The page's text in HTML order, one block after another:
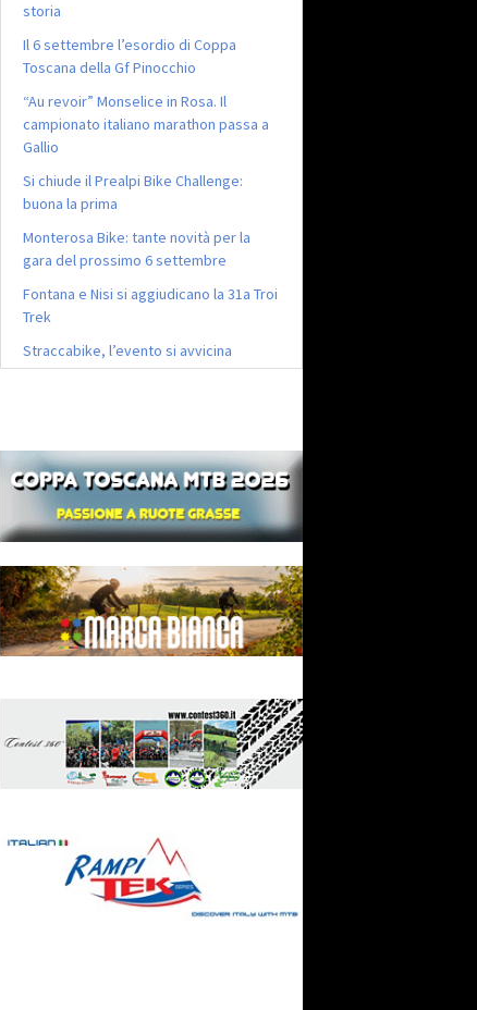
storia
Il 6 settembre l’esordio di Coppa
Toscana della Gf Pinocchio
“Au revoir” Monselice in Rosa. Il
campionato italiano marathon passa a
Gallio
Si chiude il Prealpi Bike Challenge:
buona la prima
Monterosa Bike: tante novità per la
gara del prossimo 6 settembre
Fontana e Nisi si aggiudicano la 31a Troi
Trek
Straccabike, l’evento si avvicina